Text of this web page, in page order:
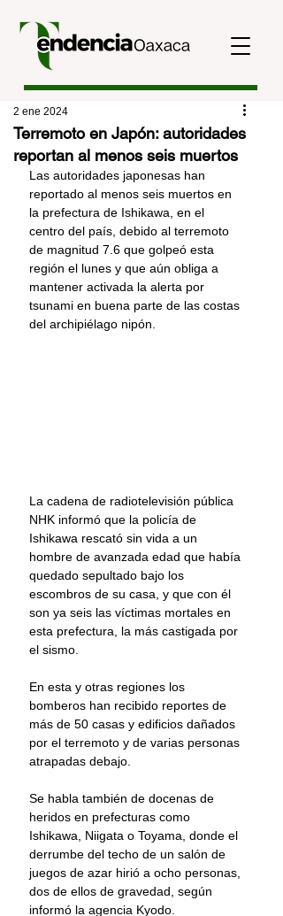
Terremoto en Japón: autoridades
reportan al menos seis muertos
2 ene 2024
Las autoridades japonesas han
reportado al menos seis muertos en
la prefectura de Ishikawa, en el
centro del país, debido al terremoto
de magnitud 7.6 que golpeó esta
región el lunes y que aún obliga a
mantener activada la alerta por
tsunami en buena parte de las costas
del archipiélago nipón.
La cadena de radiotelevisión pública
NHK informó que la policía de
Ishikawa rescató sin vida a un
hombre de avanzada edad que había
quedado sepultado bajo los
escombros de su casa, y que con él
son ya seis las víctimas mortales en
esta prefectura, la más castigada por
el sismo.
En esta y otras regiones los
bomberos han recibido reportes de
más de 50 casas y edificios dañados
por el terremoto y de varias personas
atrapadas debajo.
Se habla también de docenas de
heridos en prefecturas como
Ishikawa, Niigata o Toyama, donde el
derrumbe del techo de un salón de
juegos de azar hirió a ocho personas,
dos de ellos de gravedad, según
informó la agencia Kyodo.